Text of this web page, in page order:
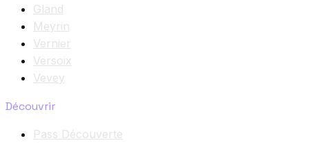
Gland
Meyrin
Vernier
Versoix
Vevey
Découvrir
Pass Découverte